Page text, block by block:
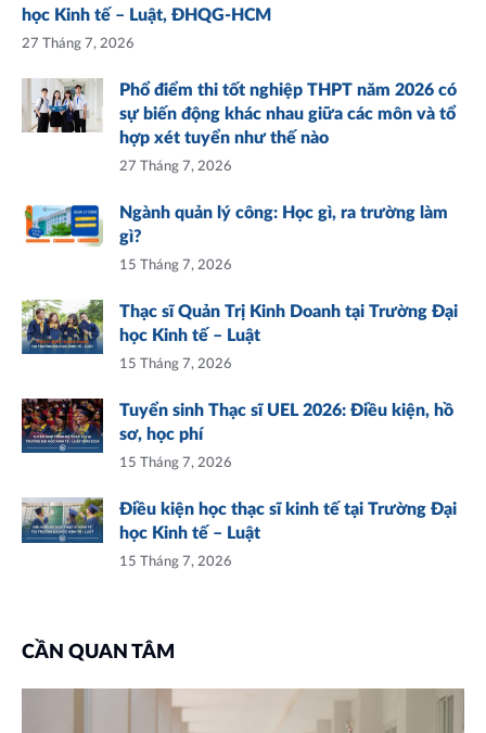
học Kinh tế – Luật, ĐHQG-HCM
27 Tháng 7, 2026
Phổ điểm thi tốt nghiệp THPT năm 2026 có
sự biến động khác nhau giữa các môn và tổ
hợp xét tuyển như thế nào
27 Tháng 7, 2026
Ngành quản lý công: Học gì, ra trường làm
gì?
15 Tháng 7, 2026
Thạc sĩ Quản Trị Kinh Doanh tại Trường Đại
học Kinh tế – Luật
15 Tháng 7, 2026
Tuyển sinh Thạc sĩ UEL 2026: Điều kiện, hồ
sơ, học phí
15 Tháng 7, 2026
Điều kiện học thạc sĩ kinh tế tại Trường Đại
học Kinh tế – Luật
15 Tháng 7, 2026
CẦN QUAN TÂM